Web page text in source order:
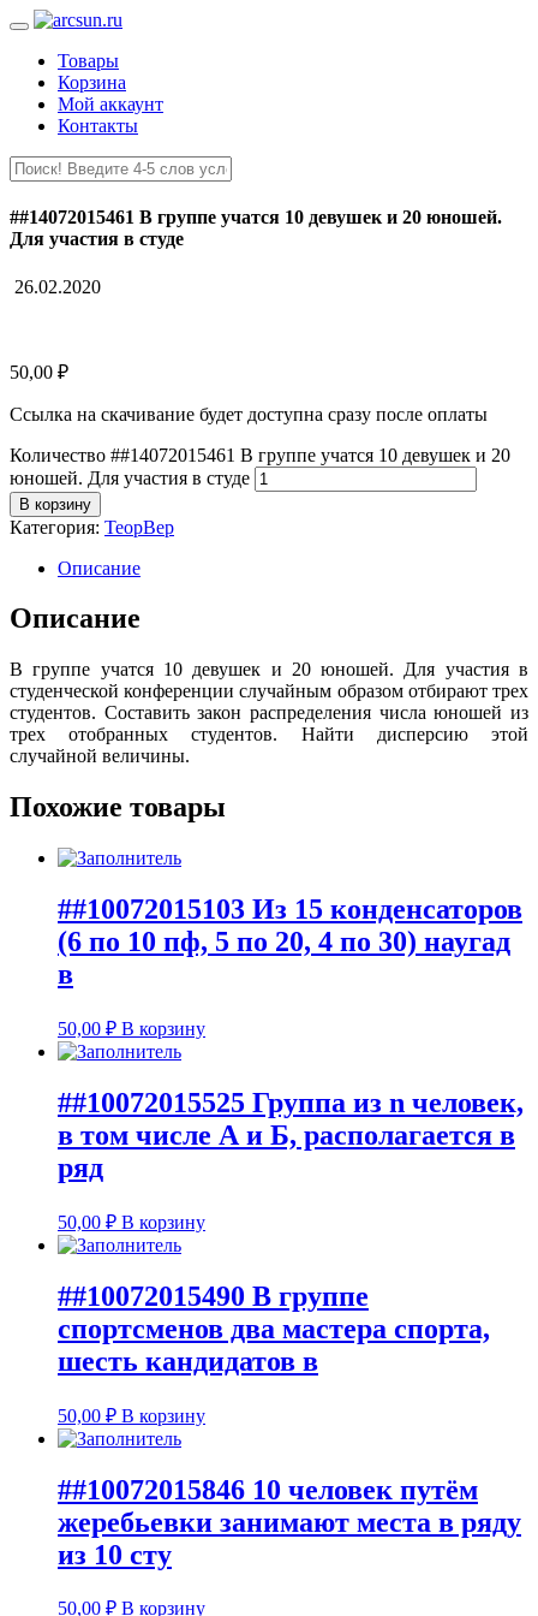
Товары
Корзина
Мой аккаунт
Контакты
##14072015461 В группе учатся 10 девушек и 20 юношей.
Для участия в студе
26.02.2020
50,00 ₽
Ссылка на скачивание будет доступна сразу после оплаты
Количество ##14072015461 В группе учатся 10 девушек и 20
юношей. Для участия в студе
В корзину
Категория: ТеорВер
Описание
Описание
В группе учатся 10 девушек и 20 юношей. Для участия в
студенческой конференции случайным образом отбирают трех
студентов. Составить закон распределения числа юношей из
трех отобранных студентов. Найти дисперсию этой
случайной величины.
Похожие товары
##10072015103 Из 15 конденсаторов
(6 по 10 пф, 5 по 20, 4 по 30) наугад
в
50,00 ₽ В корзину
##10072015525 Группа из n человек,
в том числе А и Б, располагается в
ряд
50,00 ₽ В корзину
##10072015490 В группе
спортсменов два мастера спорта,
шесть кандидатов в
50,00 ₽ В корзину
##10072015846 10 человек путём
жеребьевки занимают места в ряду
из 10 сту
50,00 ₽ В корзину